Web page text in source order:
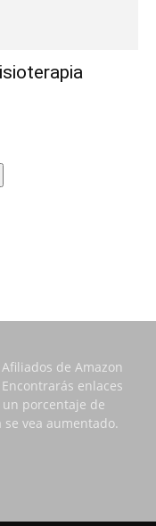
de Amazon
enlaces
porcentaje de
vea aumentado.